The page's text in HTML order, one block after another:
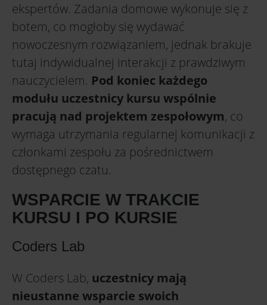
ekspertów. Zadania domowe wykonuje się z
botem, co mogłoby się wydawać
nowoczesnym rozwiązaniem, jednak brakuje
tutaj indywidualnej interakcji z prawdziwym
nauczycielem. Pod koniec każdego
modułu uczestnicy kursu wspólnie
pracują nad projektem zespołowym, co
wymaga utrzymania regularnej komunikacji z
członkami zespołu za pośrednictwem
dostępnego czatu.
WSPARCIE W TRAKCIE
KURSU I PO KURSIE
Coders Lab
W Coders Lab, uczestnicy mają
nieustanne wsparcie swoich